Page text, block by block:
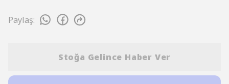
Paylaş:
Stoğa Gelince Haber Ver